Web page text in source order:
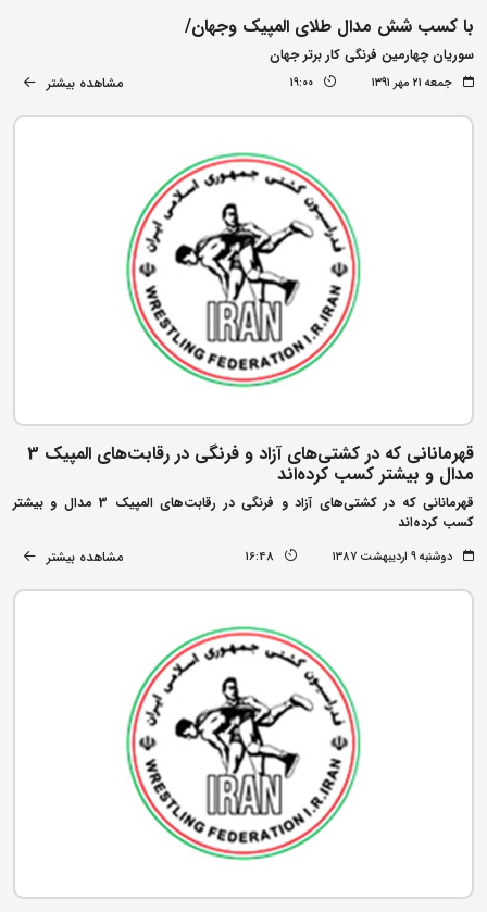
با کسب شش مدال طلای المپیک وجهان/
سوریان چهارمین فرنگی کار برتر جهان
جمعه ۲۱ مهر ۱۳۹۱ 19:00 مشاهده بیشتر
قهرمانانی که در کشتی‌های آزاد و فرنگی در رقابت‌های المپیک 3
مدال و بیشتر کسب کرده‌اند
قهرمانانی که در کشتی‌های آزاد و فرنگی در رقابت‌های المپیک 3 مدال و بیشتر
کسب کرده‌اند
دوشنبه ۹ اردیبهشت ۱۳۸۷ 16:48 مشاهده بیشتر